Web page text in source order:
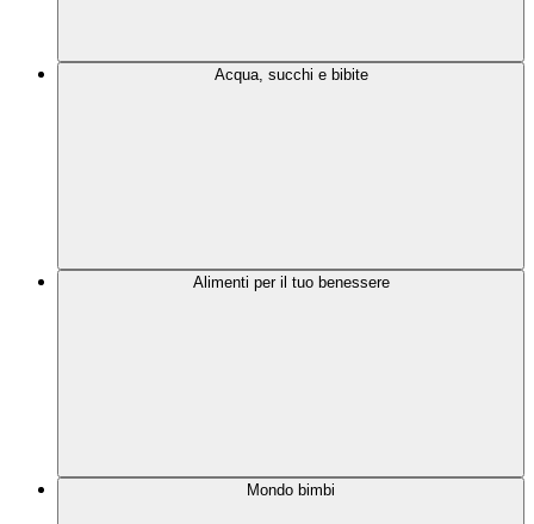
Acqua, succhi e bibite
Alimenti per il tuo benessere
Mondo bimbi